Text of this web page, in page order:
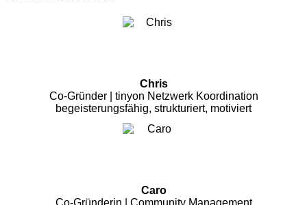
Chris
Co-Gründer | tinyon Netzwerk Koordination
begeisterungsfähig, strukturiert, motiviert
Caro
Co-Gründerin | Community Management